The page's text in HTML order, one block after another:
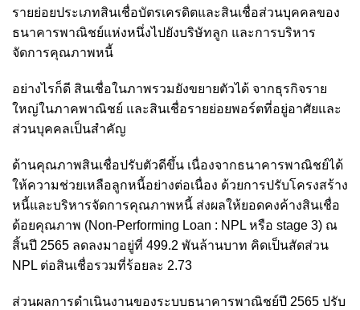
รายย่อยประเภทสินเชื่อบัตรเครดิตและสินเชื่อส่วนบุคคลของ
ธนาคารพาณิชย์แห่งหนึ่งไปยังบริษัทลูก และการบริหาร
จัดการคุณภาพหนี้
อย่างไรก็ดี สินเชื่อในภาพรวมยังขยายตัวได้ จากธุรกิจราย
ใหญ่ในภาคพาณิชย์ และสินเชื่อรายย่อยพอร์ตที่อยู่อาศัยและ
ส่วนบุคคลเป็นสำคัญ
ด้านคุณภาพสินเชื่อปรับตัวดีขึ้น เนื่องจากธนาคารพาณิชย์ได้
ให้ความช่วยเหลือลูกหนี้อย่างต่อเนื่อง ด้วยการปรับโครงสร้าง
หนี้และบริหารจัดการคุณภาพหนี้ ส่งผลให้ยอดคงค้างสินเชื่อ
ด้อยคุณภาพ (Non-Performing Loan : NPL หรือ stage 3) ณ
สิ้นปี 2565 ลดลงมาอยู่ที่ 499.2 พันล้านบาท คิดเป็นสัดส่วน
NPL ต่อสินเชื่อรวมที่ร้อยละ 2.73
ส่วนผลการดำเนินงานของระบบธนาคารพาณิชย์ปี 2565 ปรับ